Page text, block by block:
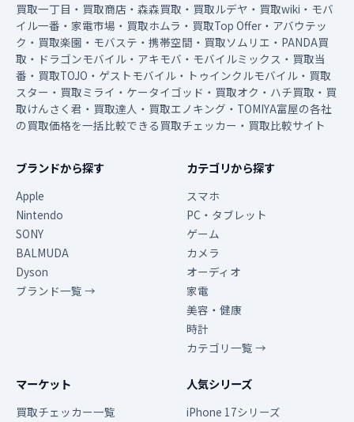
買取一丁目・買取商店・森森買取・買取ルデヤ・買取wiki・モバ
イル一番・家電市場・買取ホムラ・買取Top Offer・アバウテッ
ク・買取楽園・モバステ・携帯空間・買取ソムリエ・PANDA買
取・ドラゴンモバイル・アキモバ・モバイルミックス・買取当
番・買取TOJO・ゲストモバイル・トゥインクルモバイル・買取
スター・買取ミライ・ケータイゴッド・買取オク・ハチ買取・買
取けんさく君・買取達人・買取エノキング・TOMIYA富屋の各社
の買取価格を一括比較できる買取チェッカー・買取比較サイト
ブランドから探す
Apple
Nintendo
SONY
BALMUDA
Dyson
ブランド一覧 →
カテゴリから探す
スマホ
PC・タブレット
ゲーム
カメラ
オーディオ
家電
美容・健康
時計
カテゴリ一覧 →
マーケット
買取チェッカー一覧
人気シリーズ
iPhone 17シリーズ